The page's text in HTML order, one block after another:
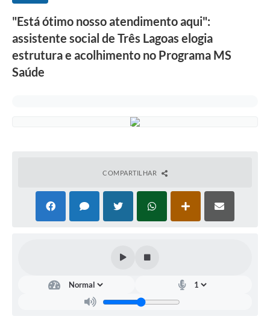
e-SIC
Tributação
Formulário
"Está ótimo nosso atendimento aqui":
assistente social de Três Lagoas elogia
estrutura e acolhimento no Programa MS
Saúde
COMPARTILHAR